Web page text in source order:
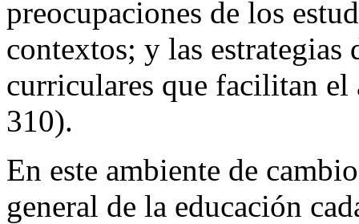
preocupaciones de los
contextos; y las estrategias
curriculares que facilitan
310).
En este ambiente de
general de la educación